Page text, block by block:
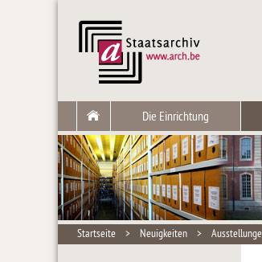
Die Einrichtung
Startseite > Neuigkeiten >